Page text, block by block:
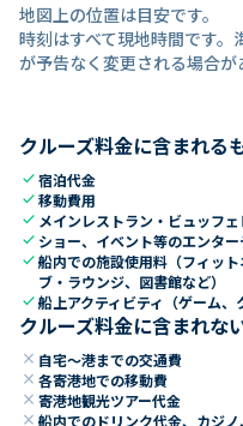
地図上の位置は目安です。
時刻はすべて現地時間です
が予告なく変更される場合が
クルーズ料金に含まれる
check宿泊代金
check移動費用
check メインレストラン・ビュッフ
check ショー、イベント等のエンタ
check船内での施設使用料（フィッ
ブ・ラウンジ、図書館など）
check船上アクティビティ（ゲーム、
クルーズ料金に含まれな
close 自宅～港までの交通費
close 各寄港地での移動費
close 寄港地観光ツアー代金
close 船内でのドリンク代金、カジ